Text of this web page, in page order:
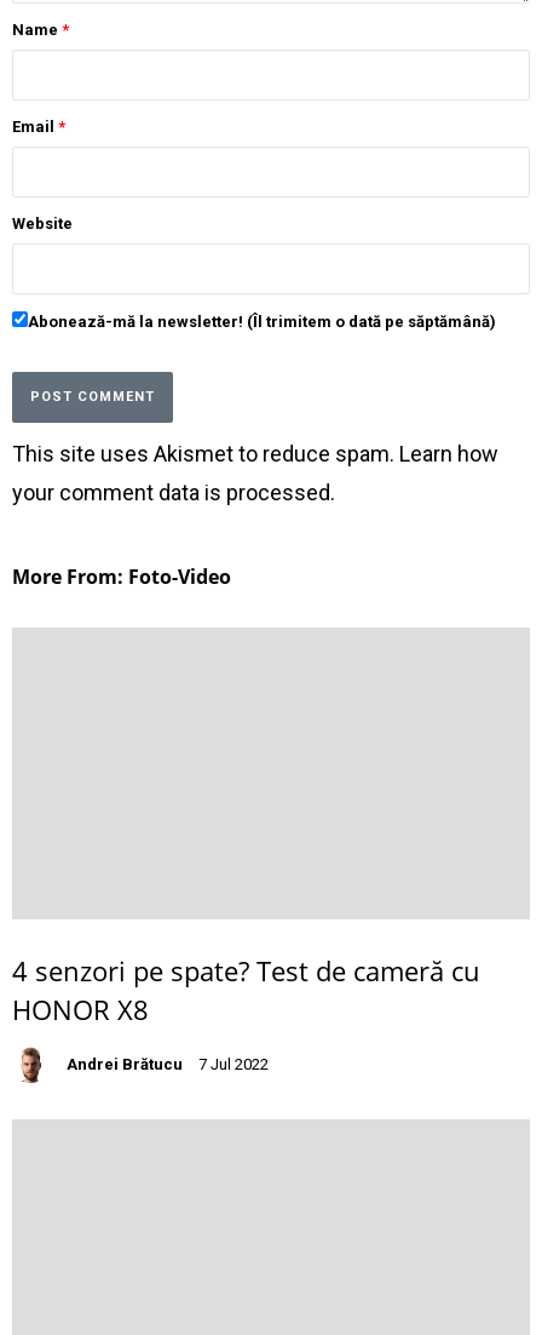
Name *
Email *
Website
Abonează-mă la newsletter! (Îl trimitem o dată pe săptămână)
This site uses Akismet to reduce spam. Learn how
your comment data is processed.
More From: Foto-Video
4 senzori pe spate? Test de cameră cu
HONOR X8
Andrei Brătucu 7 Jul 2022